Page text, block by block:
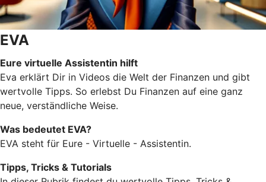
EVA
Eure virtuelle Assistentin hilft
Eva erklärt Dir in Videos die Welt der Finanzen und gibt
wertvolle Tipps. So erlebst Du Finanzen auf eine ganz
neue, verständliche Weise.
Was bedeutet EVA?
EVA steht für Eure - Virtuelle - Assistentin.
Tipps, Tricks & Tutorials